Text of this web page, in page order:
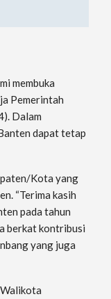
membuka
Pemerintah
Dalam
dapat tetap
Kota yang
“Terima kasih
pada tahun
berkat kontribusi
yang juga